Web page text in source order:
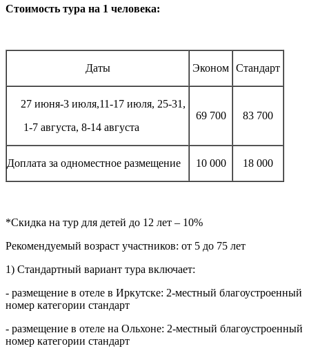
Стоимость тура на 1 человека:
Даты Эконом Стандарт
27 июня-3 июля,11-17 июля, 25-31,
1-7 августа, 8-14 августа
69 700 83 700
Доплата за одноместное размещение 10 000 18 000
*Скидка на тур для детей до 12 лет – 10%
Рекомендуемый возраст участников: от 5 до 75 лет
1) Стандартный вариант тура включает:
- размещение в отеле в Иркутске: 2-местный благоустроенный
номер категории стандарт
- размещение в отеле на Ольхоне: 2-местный благоустроенный
номер категории стандарт